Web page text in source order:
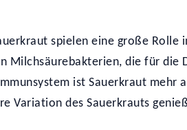
spielen eine große Rolle
Milchsäurebakterien, die für die
ist Sauerkraut mehr
Variation des Sauerkrauts